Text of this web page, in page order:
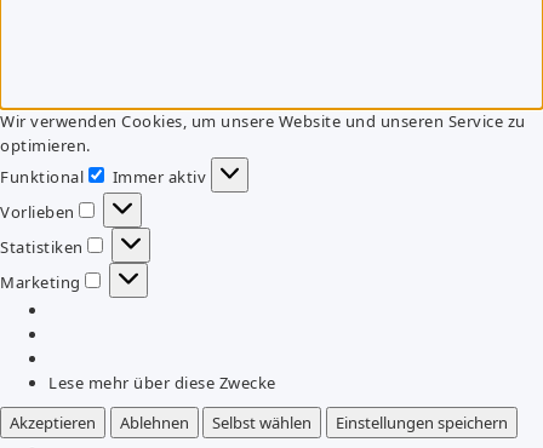
Wir verwenden Cookies, um unsere Website und unseren Service zu
optimieren.
Funktional
Funktional
Immer aktiv
Vorlieben
Vorlieben
Statistiken
Statistiken
Marketing
Marketing
Lese mehr über diese Zwecke
Akzeptieren
Ablehnen Selbst wählen Einstellungen speichern